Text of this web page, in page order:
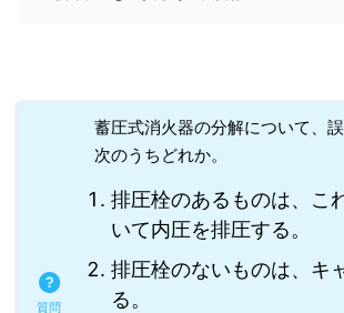
蓄圧式消火器の分解について、
次のうちどれか。
排圧栓のあるものは、こ
いて内圧を排圧する。
排圧栓のないものは、キ
る。